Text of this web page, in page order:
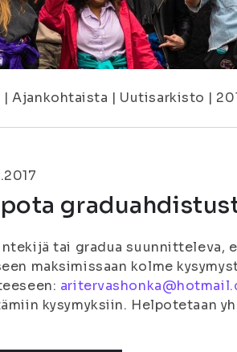
| Ajankohtaista | Uutisarkisto |
tai gradua suunnitteleva,
maksimissaan kolme
kysymyksiin. Helpotetaan